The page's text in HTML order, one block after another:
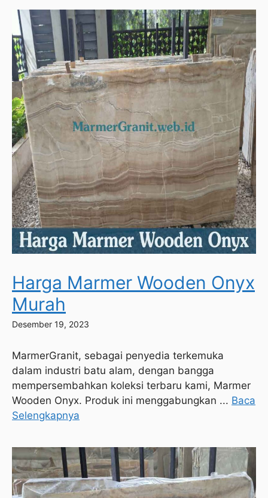
Harga Marmer Wooden Onyx
Murah
Desember 19, 2023
MarmerGranit, sebagai penyedia terkemuka
dalam industri batu alam, dengan bangga
mempersembahkan koleksi terbaru kami, Marmer
Wooden Onyx. Produk ini menggabungkan ... Baca
Selengkapnya